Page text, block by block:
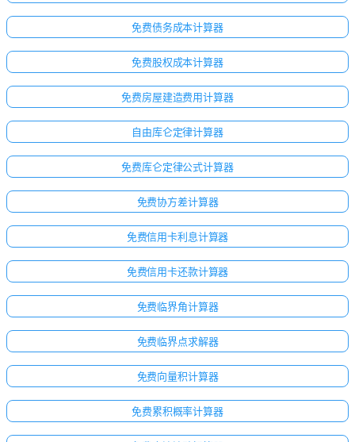
免费债务成本计算器
免费股权成本计算器
免费房屋建造费用计算器
自由库仑定律计算器
免费库仑定律公式计算器
免费协方差计算器
免费信用卡利息计算器
免费信用卡还款计算器
免费临界角计算器
免费临界点求解器
免费向量积计算器
免费累积概率计算器